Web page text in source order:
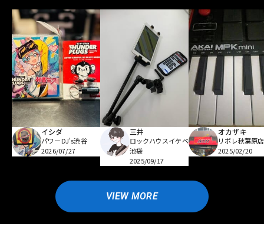
イシダ
パワーDJ's渋谷
2026/07/27
三井
ロックハウスイケベ
池袋
2025/09/17
オカザキ
リボレ秋葉原店
2025/02/20
VIEW MORE